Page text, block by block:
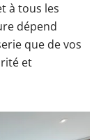
à tous les
dépend
que de vos
et